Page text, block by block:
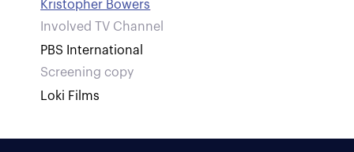
Kristopher Bowers
Involved TV Channel
PBS International
Screening copy
Loki Films